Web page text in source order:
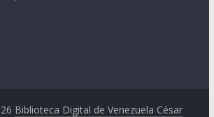
Biblioteca Digital de Venezuela César